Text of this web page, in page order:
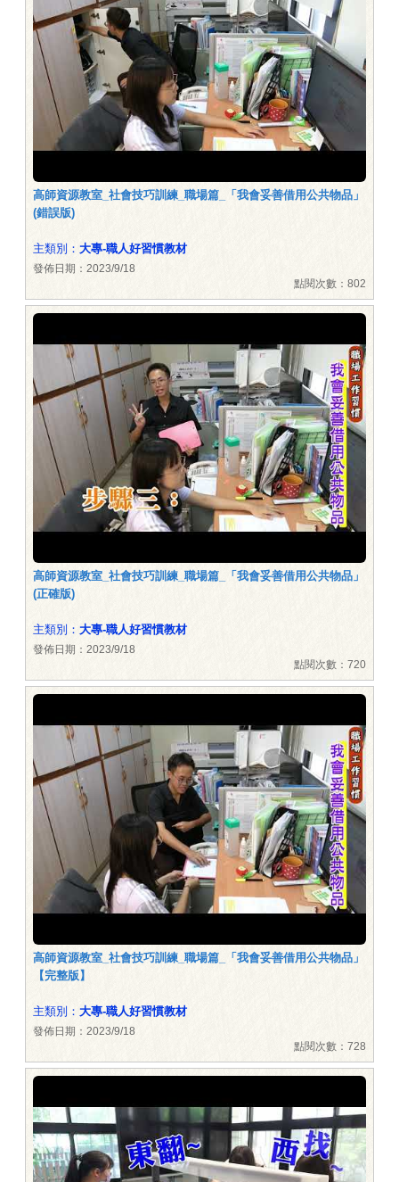
高師資源教室_社會技巧訓練_職場篇_「我會妥善借用公共物品」
(錯誤版)
主類別： 大專-職人好習慣教材
發佈日期：2023/9/18
點閱次數：802
高師資源教室_社會技巧訓練_職場篇_「我會妥善借用公共物品」
(正確版)
主類別： 大專-職人好習慣教材
發佈日期：2023/9/18
點閱次數：720
高師資源教室_社會技巧訓練_職場篇_「我會妥善借用公共物品」
【完整版】
主類別： 大專-職人好習慣教材
發佈日期：2023/9/18
點閱次數：728